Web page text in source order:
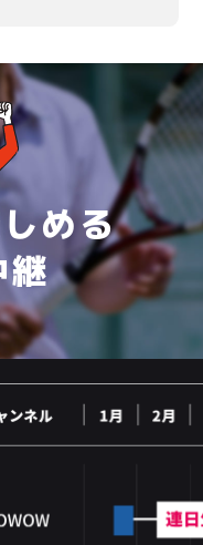
める
継